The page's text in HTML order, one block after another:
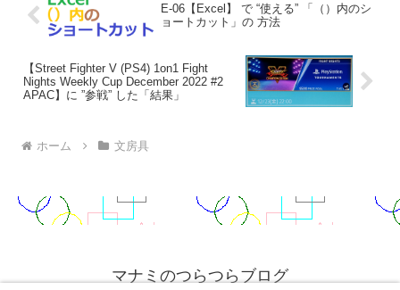
E-06【Excel】 で “使える” 「（）内のシ
ョートカット」の 方法
【Street Fighter V (PS4) 1on1 Fight
Nights Weekly Cup December 2022 #2
APAC】に ”参戦” した「結果」
ホーム 文房具
マナミのつらつらブログ